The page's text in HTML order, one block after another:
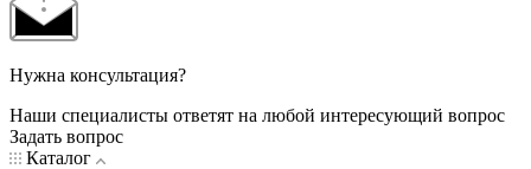
Нужна консультация?
Наши специалисты ответят на любой интересующий вопрос
Задать вопрос
Каталог